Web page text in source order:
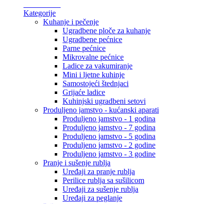
Kategorije
Kuhanje i pečenje
Ugradbene ploče za kuhanje
Ugradbene pećnice
Parne pećnice
Mikrovalne pećnice
Ladice za vakumiranje
Mini i ljetne kuhinje
Samostojeći štednjaci
Grijaće ladice
Kuhinjski ugradbeni setovi
Produljeno jamstvo - kućanski aparati
Produljeno jamstvo - 1 godina
Produljeno jamstvo - 7 godina
Produljeno jamstvo - 5 godina
Produljeno jamstvo - 2 godine
Produljeno jamstvo - 3 godine
Pranje i sušenje rublja
Uređaji za pranje rublja
Perilice rublja sa sušilicom
Uređaji za sušenje rublja
Uređaji za peglanje